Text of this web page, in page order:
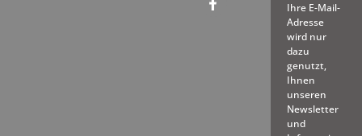
Ihre E-Mail-
Adresse
wird nur
dazu
genutzt,
Ihnen
unseren
Newsletter
und